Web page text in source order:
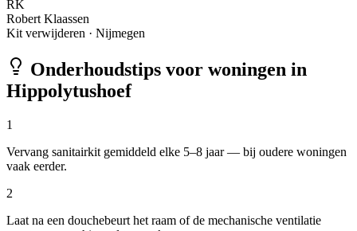
RK
Robert Klaassen
Kit verwijderen · Nijmegen
Onderhoudstips voor woningen in
Hippolytushoef
1
Vervang sanitairkit gemiddeld elke 5–8 jaar — bij oudere woningen
vaak eerder.
2
Laat na een douchebeurt het raam of de mechanische ventilatie